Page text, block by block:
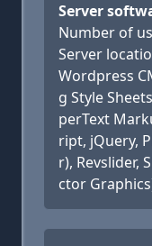
Server
Number of
Server
Wordpress
g Style
perText
ript, jQuery,
r), Revslider,
ctor